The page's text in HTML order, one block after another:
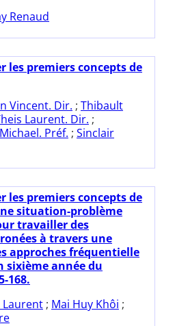
Renaud
les premiers concepts de
Vincent. Dir. ; Thibault
Laurent. Dir. ;
Préf. ; Sinclair
les premiers concepts de
situation-problème
travailler des
à travers une
approches fréquentielle
sixième année du
168.
Laurent ; Mai Huy Khôi ;